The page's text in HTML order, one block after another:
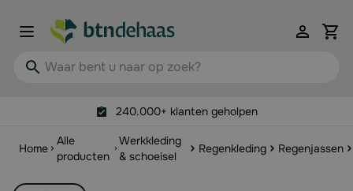
Waar bent u naar op zoek?
240.000+ klanten geholpen
Home
Alle
producten
Werkkleding
& schoeisel
Regenkleding Regenjassen